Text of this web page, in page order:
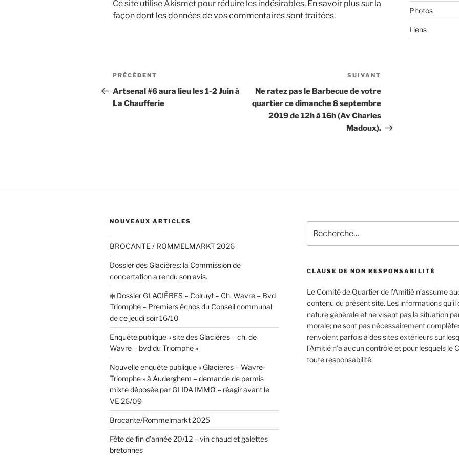
Ce site utilise Akismet pour réduire les indésirables. En savoir plus sur la
façon dont les données de vos commentaires sont traitées.
Navigation
de
l’article
Article
précédent
PRÉCÉDENT
Artsenal #6 aura lieu les 1-2 Juin à
La Chaufferie
suivant
SUIVANT
Ne ratez pas le Barbecue de votre
quartier ce dimanche 8 septembre
2019 de 12h à 16h (Av Charles
Madoux).
Photos
Liens
NOUVEAUX ARTICLES
BROCANTE / ROMMELMARKT 2026
Dossier des Glacières: la Commission de
concertation a rendu son avis.
❄️ Dossier GLACIÈRES – Colruyt – Ch. Wavre – Bvd
Triomphe – Premiers échos du Conseil communal
de ce jeudi soir 16/10
Enquête publique « site des Glacières – ch. de
Wavre – bvd du Triomphe »
Nouvelle enquête publique « Glacières – Wavre-
Triomphe » à Auderghem – demande de permis
mixte déposée par GLIDA IMMO – réagir avant le
VE 26/09
Brocante/Rommelmarkt 2025
Fête de fin d’année 20/12 – vin chaud et galettes
bretonnes
pour
:
CLAUSE DE NON RESPONSABILITÉ
Le Comité de Quartier de l’Amitié n’assume
contenu du présent site. Les informations
nature générale et ne visent pas la situation
morale; ne sont pas nécessairement
renvoient parfois à des sites extérieurs sur
l’Amitié n’a aucun contrôle et pour lesquels le
toute responsabilité.